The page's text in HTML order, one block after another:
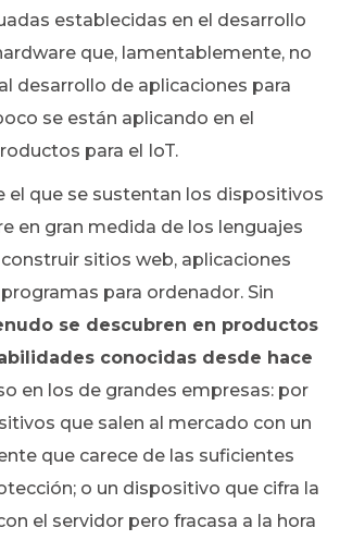
establecidas en el desarrollo
que, lamentablemente, no
desarrollo de aplicaciones para
se están aplicando en el
para el IoT.
el que se sustentan los dispositivos
en gran medida de los lenguajes
sitios web, aplicaciones
para ordenador. Sin
se descubren en productos
conocidas desde hace
en los de grandes empresas: por
que salen al mercado con un
que carece de las suficientes
o un dispositivo que cifra la
el servidor pero fracasa a la hora